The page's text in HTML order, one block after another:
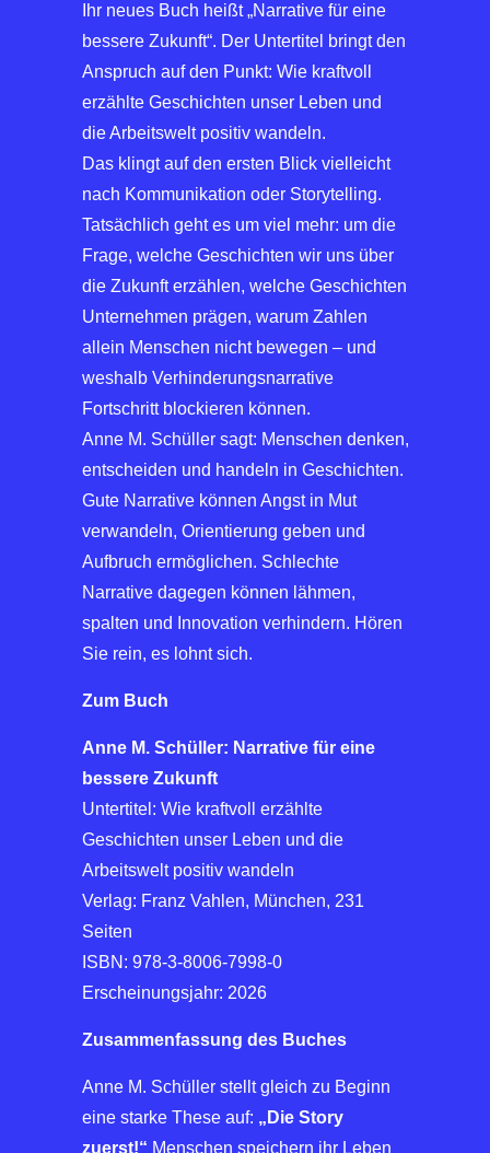
Ihr neues Buch heißt „Narrative für eine
bessere Zukunft“. Der Untertitel bringt den
Anspruch auf den Punkt: Wie kraftvoll
erzählte Geschichten unser Leben und
die Arbeitswelt positiv wandeln.
Das klingt auf den ersten Blick vielleicht
nach Kommunikation oder Storytelling.
Tatsächlich geht es um viel mehr: um die
Frage, welche Geschichten wir uns über
die Zukunft erzählen, welche Geschichten
Unternehmen prägen, warum Zahlen
allein Menschen nicht bewegen – und
weshalb Verhinderungsnarrative
Fortschritt blockieren können.
Anne M. Schüller sagt: Menschen denken,
entscheiden und handeln in Geschichten.
Gute Narrative können Angst in Mut
verwandeln, Orientierung geben und
Aufbruch ermöglichen. Schlechte
Narrative dagegen können lähmen,
spalten und Innovation verhindern. Hören
Sie rein, es lohnt sich.
Zum Buch
Anne M. Schüller: Narrative für eine
bessere Zukunft
Untertitel: Wie kraftvoll erzählte
Geschichten unser Leben und die
Arbeitswelt positiv wandeln
Verlag: Franz Vahlen, München, 231
Seiten
ISBN: 978-3-8006-7998-0
Erscheinungsjahr: 2026
Zusammenfassung des Buches
Anne M. Schüller stellt gleich zu Beginn
eine starke These auf: „Die Story
zuerst!“ Menschen speichern ihr Leben